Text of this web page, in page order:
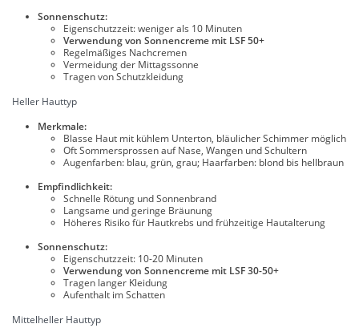
Sonnenschutz:
Eigenschutzzeit: weniger als 10 Minuten
Verwendung von Sonnencreme mit LSF 50+
Regelmäßiges Nachcremen
Vermeidung der Mittagssonne
Tragen von Schutzkleidung
Heller Hauttyp
Merkmale:
Blasse Haut mit kühlem Unterton, bläulicher Schimmer möglich
Oft Sommersprossen auf Nase, Wangen und Schultern
Augenfarben: blau, grün, grau; Haarfarben: blond bis hellbraun
Empfindlichkeit:
Schnelle Rötung und Sonnenbrand
Langsame und geringe Bräunung
Höheres Risiko für Hautkrebs und frühzeitige Hautalterung
Sonnenschutz:
Eigenschutzzeit: 10-20 Minuten
Verwendung von Sonnencreme mit LSF 30-50+
Tragen langer Kleidung
Aufenthalt im Schatten
Mittelheller Hauttyp